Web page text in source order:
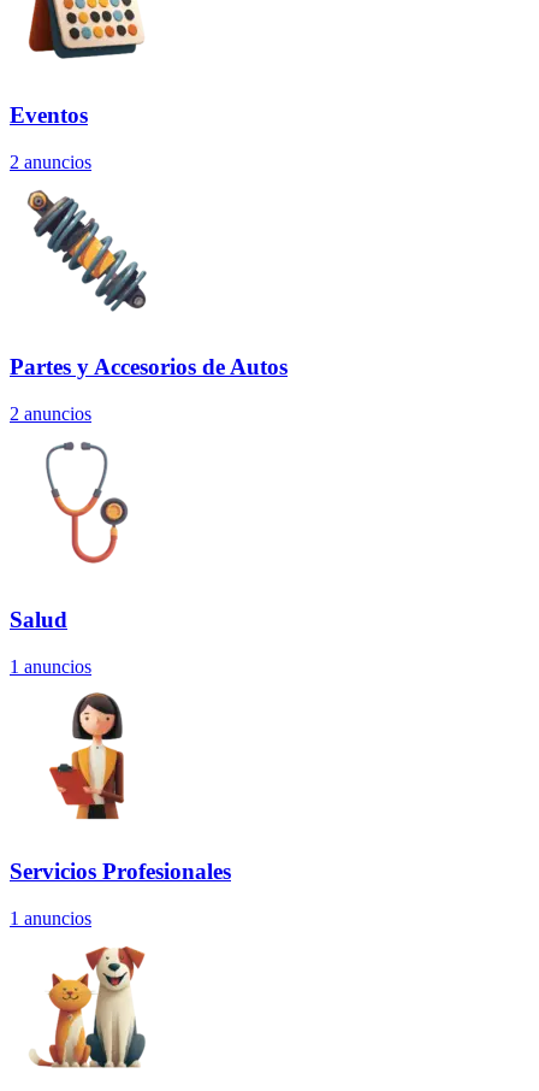
Eventos
2 anuncios
Partes y Accesorios de Autos
2 anuncios
Salud
1 anuncios
Servicios Profesionales
1 anuncios